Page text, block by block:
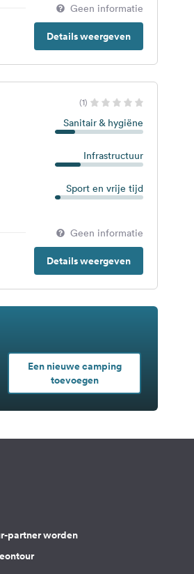
Geen informatie
Details weergeven
(1)
Sanitair & hygiëne
Infrastructuur
Sport en vrije tijd
Geen informatie
Details weergeven
Een nieuwe camping
toevoegen
partner worden